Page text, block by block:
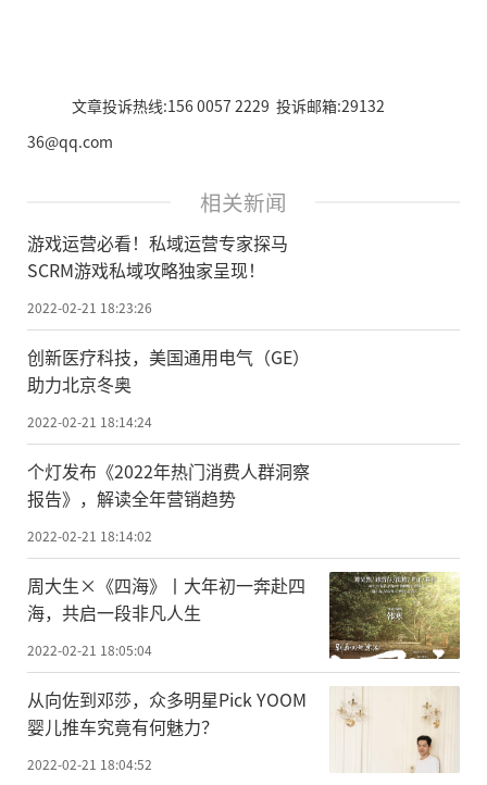
文章投诉热线:156 0057 2229 投诉邮箱:29132
36@qq.com
相关新闻
游戏运营必看！私域运营专家探马
SCRM游戏私域攻略独家呈现！
2022-02-21 18:23:26
创新医疗科技，美国通用电气（GE）
助力北京冬奥
2022-02-21 18:14:24
个灯发布《2022年热门消费人群洞察
报告》，解读全年营销趋势
2022-02-21 18:14:02
周大生×《四海》丨大年初一奔赴四
海，共启一段非凡人生
2022-02-21 18:05:04
从向佐到邓莎，众多明星Pick YOOM
婴儿推车究竟有何魅力？
2022-02-21 18:04:52